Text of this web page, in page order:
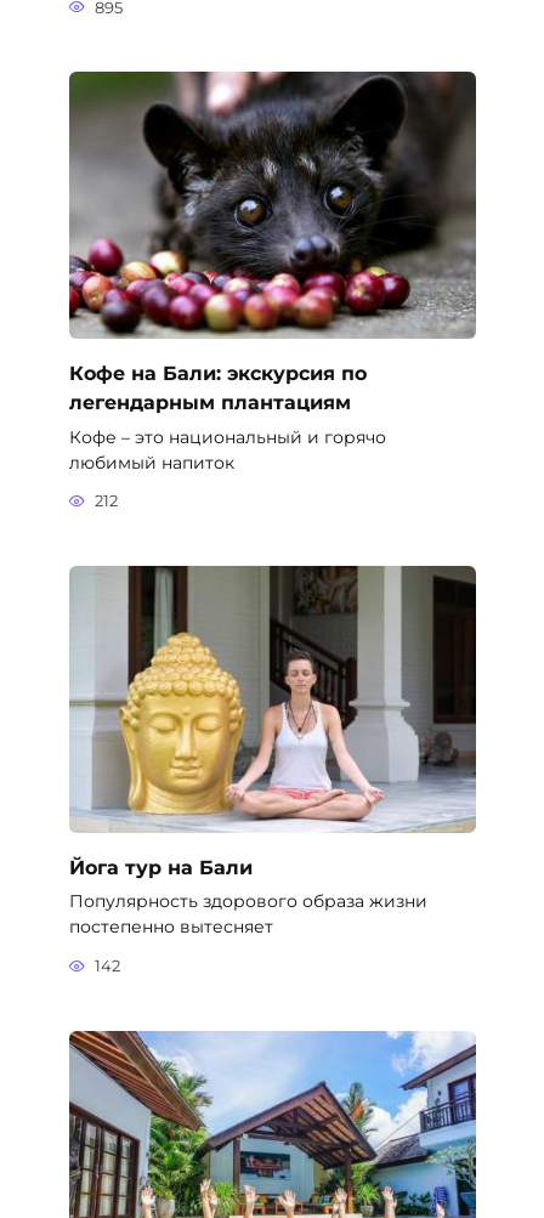
895
Кофе на Бали: экскурсия по
легендарным плантациям
Кофе – это национальный и горячо
любимый напиток
212
Йога тур на Бали
Популярность здорового образа жизни
постепенно вытесняет
142